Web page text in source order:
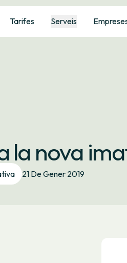
Tarifes Serveis
la nova
21 De Gener 2019